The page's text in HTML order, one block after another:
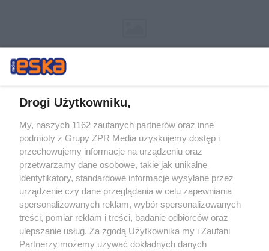
Żaden utwór zamieszczony w serwisie nie może być powielany i
rozpowszechniany lub dalej rozpowszechniany w jakikolwiek sposób (w
tym także elektroniczny lub mechaniczny) na jakimkolwiek polu
eksploatacji w jakiejkolwiek formie, włącznie z umieszczaniem w
Internecie bez pisemnej zgody właściciela praw. Jakiekolwiek użycie lub
wykorzystanie utworów w całości lub w części z naruszeniem prawa,
tzn. bez właściwej zgody, jest zabronione pod groźbą kary i może być
ścigane prawnie.
Drogi Użytkowniku,
My, naszych 1162 zaufanych partnerów oraz inne
podmioty z Grupy ZPR Media uzyskujemy dostęp i
przechowujemy informacje na urządzeniu oraz
przetwarzamy dane osobowe, takie jak unikalne
identyfikatory, standardowe informacje wysyłane przez
urządzenie czy dane przeglądania w celu zapewniania
spersonalizowanych reklam, wybór spersonalizowanych
treści, pomiar reklam i treści, badanie odbiorców oraz
ulepszanie usług. Za zgodą Użytkownika my i Zaufani
Partnerzy możemy używać dokładnych danych